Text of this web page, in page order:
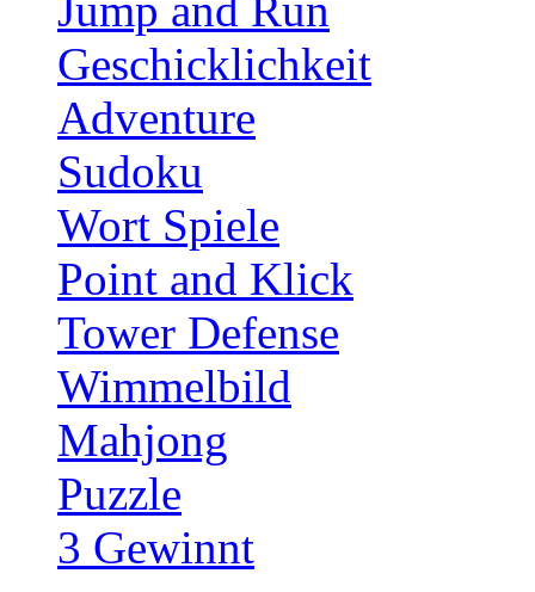
Geschicklichkeit
Adventure
Sudoku
Wort Spiele
Point and Klick
Tower Defense
Wimmelbild
Mahjong
Puzzle
3 Gewinnt